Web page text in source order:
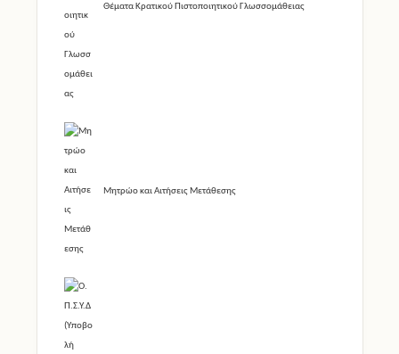
Θέματα Κρατικού Πιστοποιητικού Γλωσσομάθειας
Μητρώο και Αιτήσεις Μετάθεσης